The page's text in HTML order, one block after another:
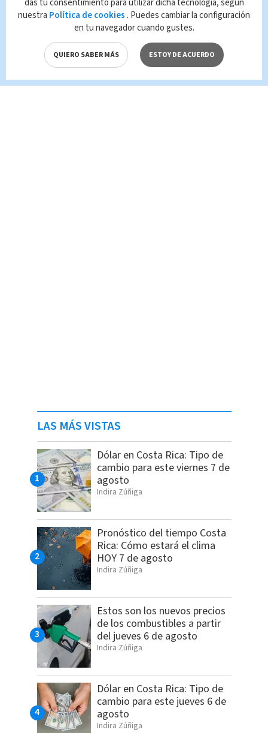
reproducción no autorizada constituye una
infracción y un delito de conformidad con las
leyes aplicables.
LAS MÁS VISTAS
Dólar en Costa Rica: Tipo de
cambio para este viernes 7 de
agosto
Indira Zúñiga
Pronóstico del tiempo Costa
Rica: Cómo estará el clima
HOY 7 de agosto
Indira Zúñiga
Estos son los nuevos precios
de los combustibles a partir
del jueves 6 de agosto
Indira Zúñiga
Dólar en Costa Rica: Tipo de
cambio para este jueves 6 de
agosto
Indira Zúñiga
nuestra Política de cookies . Puedes cambiar la configuración
en tu navegador cuando gustes.
QUIERO SABER MÁS ESTOY DE ACUERDO